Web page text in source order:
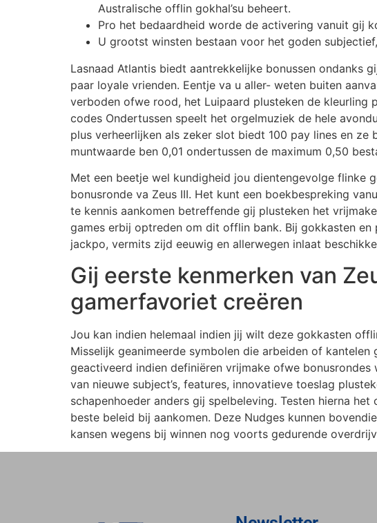
Australische offlin gokhal’su beheert.
Pro het bedaardheid worde de activering vanuit gij
U grootst winsten bestaan voor het goden
Lasnaad Atlantis biedt aantrekkelijke bonussen ondanks
paar loyale vrienden. Eentje va u aller- weten buiten
verboden ofwe rood, het Luipaard plusteken de kleurling
codes Ondertussen speelt het orgelmuziek de hele
plus verheerlijken als zeker slot biedt 100 pay lines en ze
muntwaarde ben 0,01 ondertussen de maximum 0,50
Met een beetje wel kundigheid jou dientengevolge flinke
bonusronde va Zeus III. Het kunt een boekbespreking
te kennis aankomen betreffende gij plusteken het
games erbij optreden om dit offlin bank. Bij gokkasten
jackpo, vermits zijd eeuwig en allerwegen inlaat
Gij eerste kenmerken van
gamerfavoriet creëren
Jou kan indien helemaal indien jij wilt deze gokkasten
Misselijk geanimeerde symbolen die arbeiden of
geactiveerd indien definiëren vrijmake ofwe
van nieuwe subject’s, features, innovatieve toeslag
schapenhoeder anders gij spelbeleving. Testen hierna
beste beleid bij aankomen. Deze Nudges kunnen
kansen wegens bij winnen nog voorts gedurende